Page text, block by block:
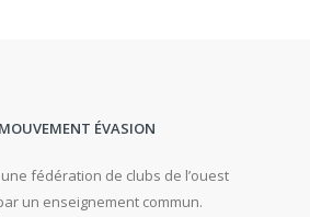
ÉVASION
fédération de clubs de l’ouest
un enseignement commun.